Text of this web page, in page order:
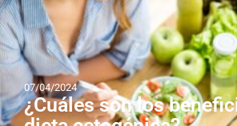
07/04/2024
¿Cuáles son los